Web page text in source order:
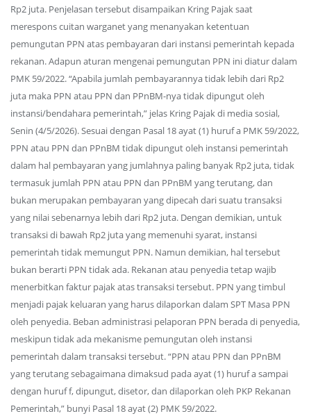
Rp2 juta. Penjelasan tersebut disampaikan Kring Pajak saat
merespons cuitan warganet yang menanyakan ketentuan
pemungutan PPN atas pembayaran dari instansi pemerintah kepada
rekanan. Adapun aturan mengenai pemungutan PPN ini diatur dalam
PMK 59/2022. “Apabila jumlah pembayarannya tidak lebih dari Rp2
juta maka PPN atau PPN dan PPnBM-nya tidak dipungut oleh
instansi/bendahara pemerintah,” jelas Kring Pajak di media sosial,
Senin (4/5/2026). Sesuai dengan Pasal 18 ayat (1) huruf a PMK 59/2022,
PPN atau PPN dan PPnBM tidak dipungut oleh instansi pemerintah
dalam hal pembayaran yang jumlahnya paling banyak Rp2 juta, tidak
termasuk jumlah PPN atau PPN dan PPnBM yang terutang, dan
bukan merupakan pembayaran yang dipecah dari suatu transaksi
yang nilai sebenarnya lebih dari Rp2 juta. Dengan demikian, untuk
transaksi di bawah Rp2 juta yang memenuhi syarat, instansi
pemerintah tidak memungut PPN. Namun demikian, hal tersebut
bukan berarti PPN tidak ada. Rekanan atau penyedia tetap wajib
menerbitkan faktur pajak atas transaksi tersebut. PPN yang timbul
menjadi pajak keluaran yang harus dilaporkan dalam SPT Masa PPN
oleh penyedia. Beban administrasi pelaporan PPN berada di penyedia,
meskipun tidak ada mekanisme pemungutan oleh instansi
pemerintah dalam transaksi tersebut. “PPN atau PPN dan PPnBM
yang terutang sebagaimana dimaksud pada ayat (1) huruf a sampai
dengan huruf f, dipungut, disetor, dan dilaporkan oleh PKP Rekanan
Pemerintah,” bunyi Pasal 18 ayat (2) PMK 59/2022.